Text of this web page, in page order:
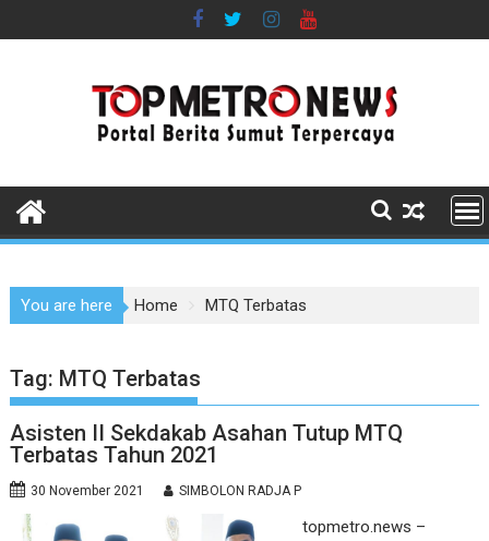
to
You are here Home MTQ Terbatas
Tag: MTQ Terbatas
Asisten II Sekdakab Asahan Tutup MTQ
Terbatas Tahun 2021
30 November 2021 SIMBOLON RADJA P
topmetro.news –